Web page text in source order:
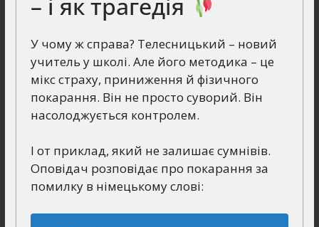
У чому ж справа? Телесницький – новий
учитель у школі. Але його методика – це
мікс страху, приниження й фізичного
покарання. Він не просто суворий. Він
насолоджується контролем.
І от приклад, який не залишає сумнівів.
Оповідач розповідає про покарання за
помилку в німецькому слові: